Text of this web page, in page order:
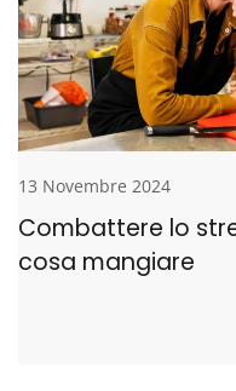
13 Novembre 2024
Combattere lo
cosa mangiare